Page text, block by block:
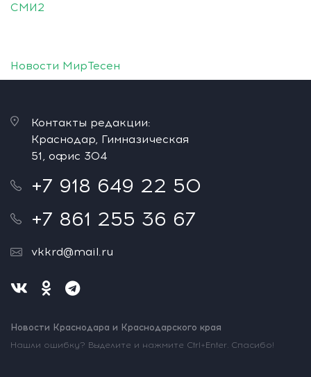
СМИ2
Новости МирТесен
Контакты редакции:
Краснодар, Гимназическая
51, офис 304
+7 918 649 22 50
+7 861 255 36 67
vkkrd@mail.ru
Новости Краснодара и Краснодарского края
Нашли ошибку? Выделите и нажмите Ctrl+Enter. Спасибо!